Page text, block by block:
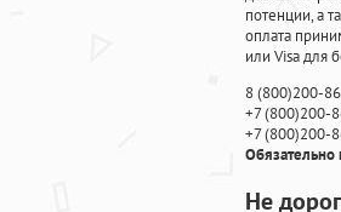
потенции, а
оплата
или Visa для
8(800)200-
+7(800)200-
+7(800)200-
Не